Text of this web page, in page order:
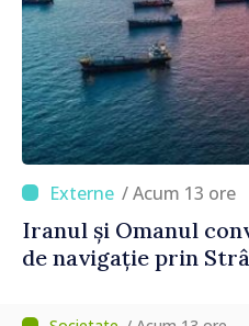
/ Acum 13 ore
Iranul și Omanul
de navigație prin